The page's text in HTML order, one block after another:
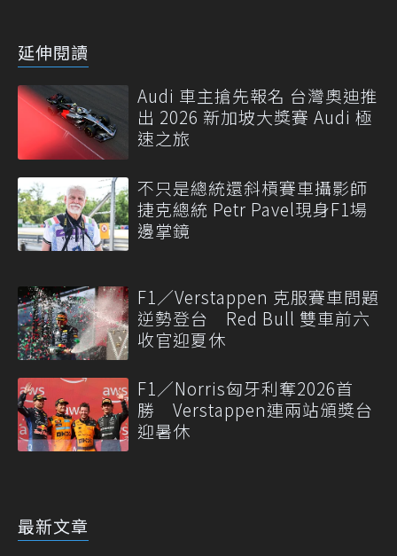
延伸閱讀
Audi 車主搶先報名 台灣奧迪推
出 2026 新加坡大獎賽 Audi 極
速之旅
不只是總統還斜槓賽車攝影師
捷克總統 Petr Pavel現身F1場
邊掌鏡
F1／Verstappen 克服賽車問題
逆勢登台 Red Bull 雙車前六
收官迎夏休
F1／Norris匈牙利奪2026首
勝 Verstappen連兩站頒獎台
迎暑休
最新文章